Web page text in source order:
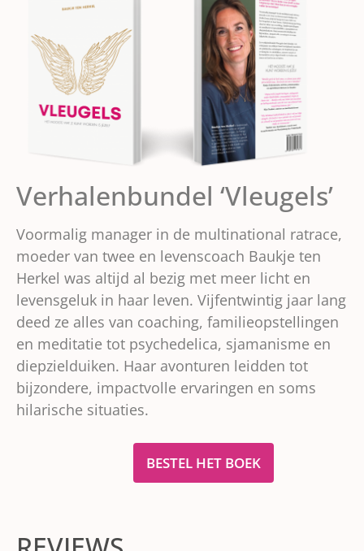
Verhalenbundel ‘Vleugels’
Voormalig manager in de multinational ratrace,
moeder van twee en levenscoach Baukje ten
Herkel was altijd al bezig met meer licht en
levensgeluk in haar leven. Vijfentwintig jaar lang
deed ze alles van coaching, familieopstellingen
en meditatie tot psychedelica, sjamanisme en
diepzielduiken. Haar avonturen leidden tot
bijzondere, impactvolle ervaringen en soms
hilarische situaties.
BESTEL HET BOEK